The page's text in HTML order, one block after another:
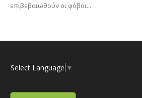
επιβεβαιωθούν οι φόβοι...
Select Language ▼